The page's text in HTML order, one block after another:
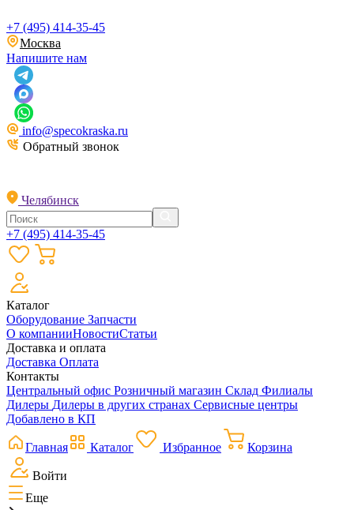
+7 (495) 414-35-45
Москва
Напишите нам
info@specokraska.ru
Обратный звонок
Челябинск
+7 (495) 414-35-45
Каталог
Оборудование Запчасти
О компанииНовостиСтатьи
Доставка и оплата
Доставка Оплата
Контакты
Центральный офис Розничный магазин Склад Филиалы
Дилеры Дилеры в других странах Сервисные центры
Добавлено в КП
Главная Каталог Избранное Корзина
Войти
Еще